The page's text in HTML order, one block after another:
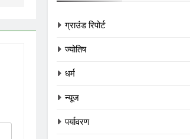
ग्राउंड रिपोर्ट
ज्योतिष
धर्म
न्यूज
पर्यावरण